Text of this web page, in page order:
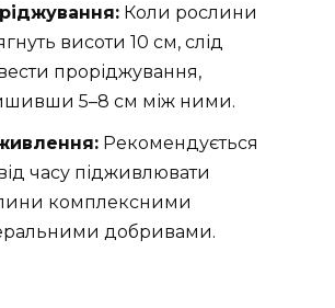
Коли рослини
висоти 10 см, слід
проріджування,
5–8 см між ними.
Рекомендується
часу підживлювати
комплексними
добривами.